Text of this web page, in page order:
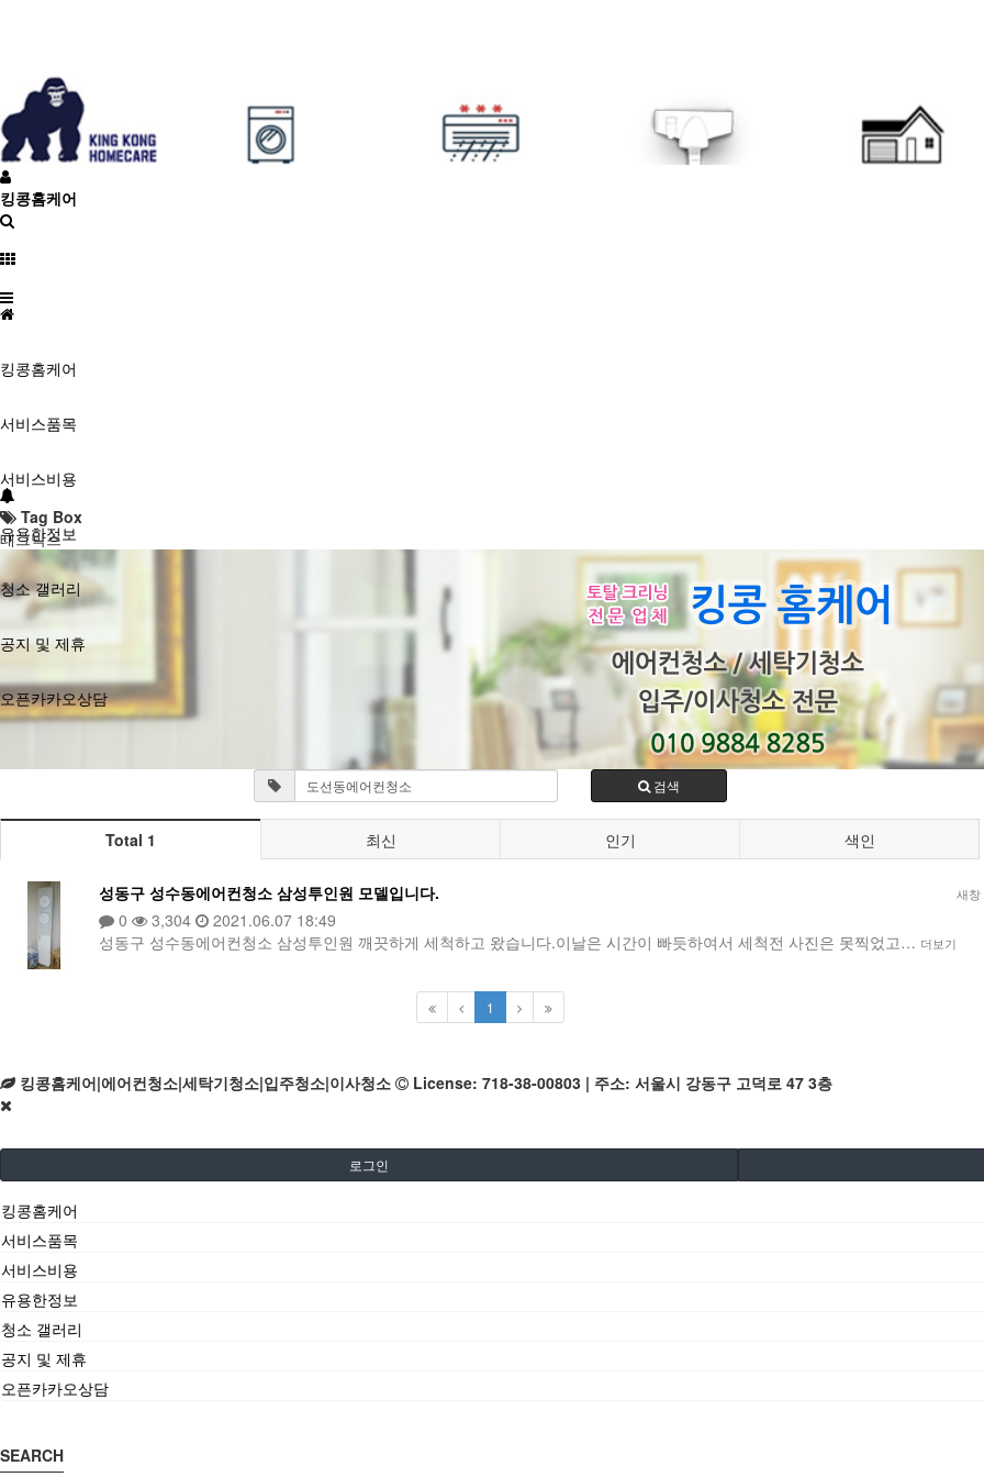
킹콩홈케어
킹콩홈케어
서비스품목
서비스비용
유용한정보
청소 갤러리
공지 및 제휴
오픈카카오상담
Tag Box
태그박스
검색
Total 1 최신 인기 색인
새창
성동구 성수동에어컨청소 삼성투인원 모델입니다.
0
3,304
2021.06.07 18:49
성동구 성수동에어컨청소 삼성투인원 깨끗하게 세척하고 왔습니다.이날은 시간이 빠듯하여서 세척전 사진은 못찍었고… 더보기
1
킹콩홈케어|에어컨청소|세탁기청소|입주청소|이사청소 License: 718-38-00803 | 주소: 서울시 강동구 고덕로 47 3층
로그인
킹콩홈케어
서비스품목
서비스비용
유용한정보
청소 갤러리
공지 및 제휴
오픈카카오상담
SEARCH